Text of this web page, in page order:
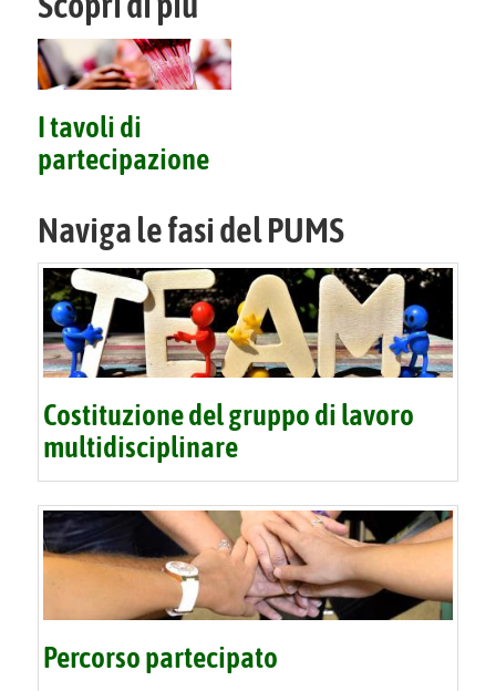
I tavoli di
partecipazione
Naviga le fasi del PUMS
Costituzione del gruppo di lavoro
multidisciplinare
Percorso partecipato